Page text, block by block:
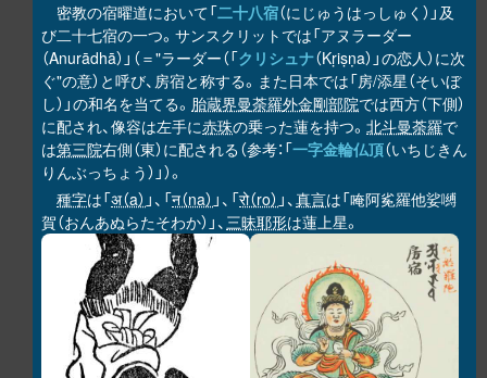
密教の宿曜道において「二十八宿（にじゅうはっしゅく）」及
び二十七宿の一つ。サンスクリットでは「アヌラーダー
（Anurādhā）」（＝"ラーダー（「クリシュナ（Kṛiṣṇa）」の恋人）に次
ぐ"の意）と呼び、房宿と称する。また日本では「房/添星（そいぼ
し）」の和名を当てる。 胎蔵界曼荼羅外金剛部院では西方（下側）
に配され、像容は左手に赤珠の乗った蓮を持つ。 北斗曼荼羅で
は第三院右側（東）に配される（参考：「一字金輪仏頂（いちじきん
りんぶっちょう）」）。
種字は「अ（a） 」、「न（na） 」、「रो（ro） 」、真言は「唵阿㝹羅他娑嚩
賀（おんあぬらたそわか）」、三昧耶形は蓮上星。